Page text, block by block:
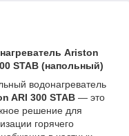
Ariston
STAB (напольный)
водонагреватель
ARI 300 STAB — это
решение для
горячего